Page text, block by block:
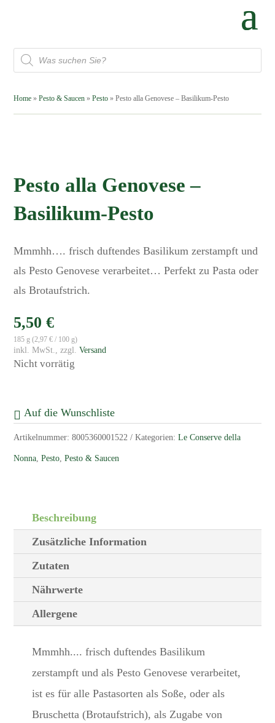
Products
search
Home »Pesto & Saucen »Pesto » Pesto alla Genovese – Basilikum-Pesto
Pesto alla Genovese –
Basilikum-Pesto
Mmmhh…. frisch duftendes Basilikum zerstampft und
als Pesto Genovese verarbeitet… Perfekt zu Pasta oder
als Brotaufstrich.
5,50€
185 g (2,97€ / 100 g)
zzgl.Versand
Nicht vorrätig
Auf die Wunschliste
Artikelnummer:8005360001522 Kategorien:Le Conserve della
Nonna,Pesto,Pesto & Saucen
Beschreibung
Zusätzliche Information
Zutaten
Nährwerte
Allergene
Mmmhh.... frisch duftendes Basilikum
zerstampft und als Pesto Genovese verarbeitet,
ist es für alle Pastasorten als Soße, oder als
Bruschetta (Brotaufstrich), als Zugabe von